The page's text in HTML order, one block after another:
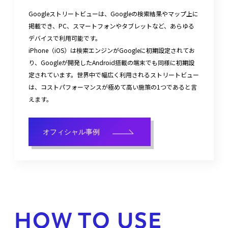
Googleストリートビューは、Googleの検索結果やマップ上に
掲載でき、PC、スマートフォンやタブレットなど、あらゆる
デバイスで利用可能です。
iPhone（iOS）は検索エンジンがGoogleに初期設定されてお
り、Googleが開発したAndroid搭載の端末でも同様に初期設
定されています。世界中で幅広く利用されるストリートビュー
は、コストパフォーマンスが極めて高い施策の1つであると言
えます。
オフィシャル事例
HOW TO USE